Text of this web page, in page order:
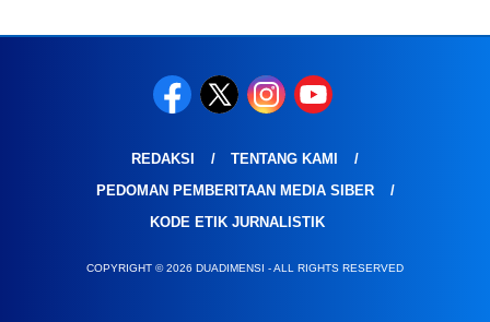
REDAKSI
TENTANG KAMI
PEDOMAN PEMBERITAAN MEDIA SIBER
KODE ETIK JURNALISTIK
COPYRIGHT © 2026 DUADIMENSI - ALL RIGHTS RESERVED